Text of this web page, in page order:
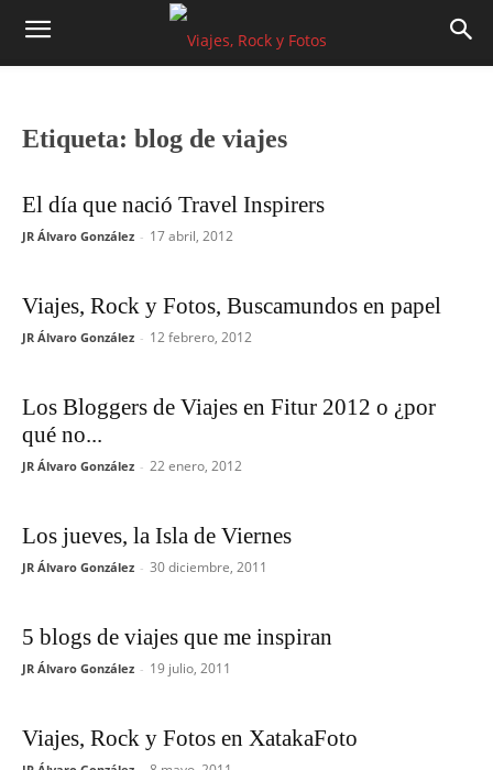
Etiqueta: blog de viajes
El día que nació Travel Inspirers
JR Álvaro González - 17 abril, 2012
Viajes, Rock y Fotos, Buscamundos en papel
JR Álvaro González - 12 febrero, 2012
Los Bloggers de Viajes en Fitur 2012 o ¿por
qué no...
JR Álvaro González - 22 enero, 2012
Los jueves, la Isla de Viernes
JR Álvaro González - 30 diciembre, 2011
5 blogs de viajes que me inspiran
JR Álvaro González - 19 julio, 2011
Viajes, Rock y Fotos en XatakaFoto